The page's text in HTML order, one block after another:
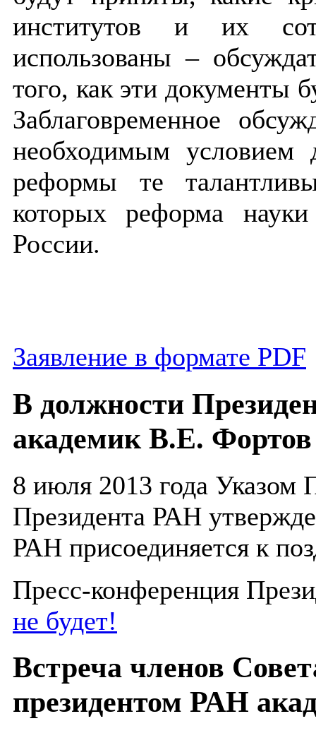
институтов и их
использованы –
того, как эти документы
Заблаговременное
необходимым
реформы те
которых реформа
России.
Заявление в формате PDF
В должности
академик В.Е. Фортов
8 июля 2013 года Указом
Президента РАН
РАН присоединяется к
Пресс-конференция
не будет!
Встреча членов
президентом РАН